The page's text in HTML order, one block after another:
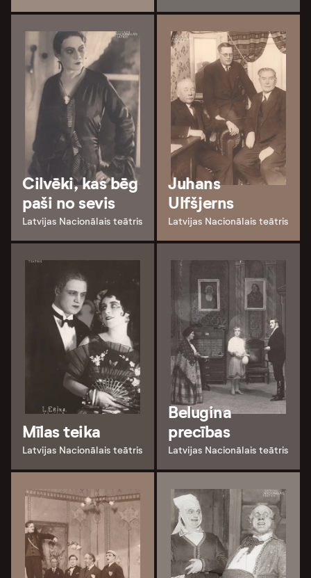
Cilvēki, kas bēg
paši no sevis
Latvijas Nacionālais teātris
Juhans
Ulfšjerns
Latvijas Nacionālais teātris
Mīlas teika
Latvijas Nacionālais teātris
Belugina
precības
Latvijas Nacionālais teātris